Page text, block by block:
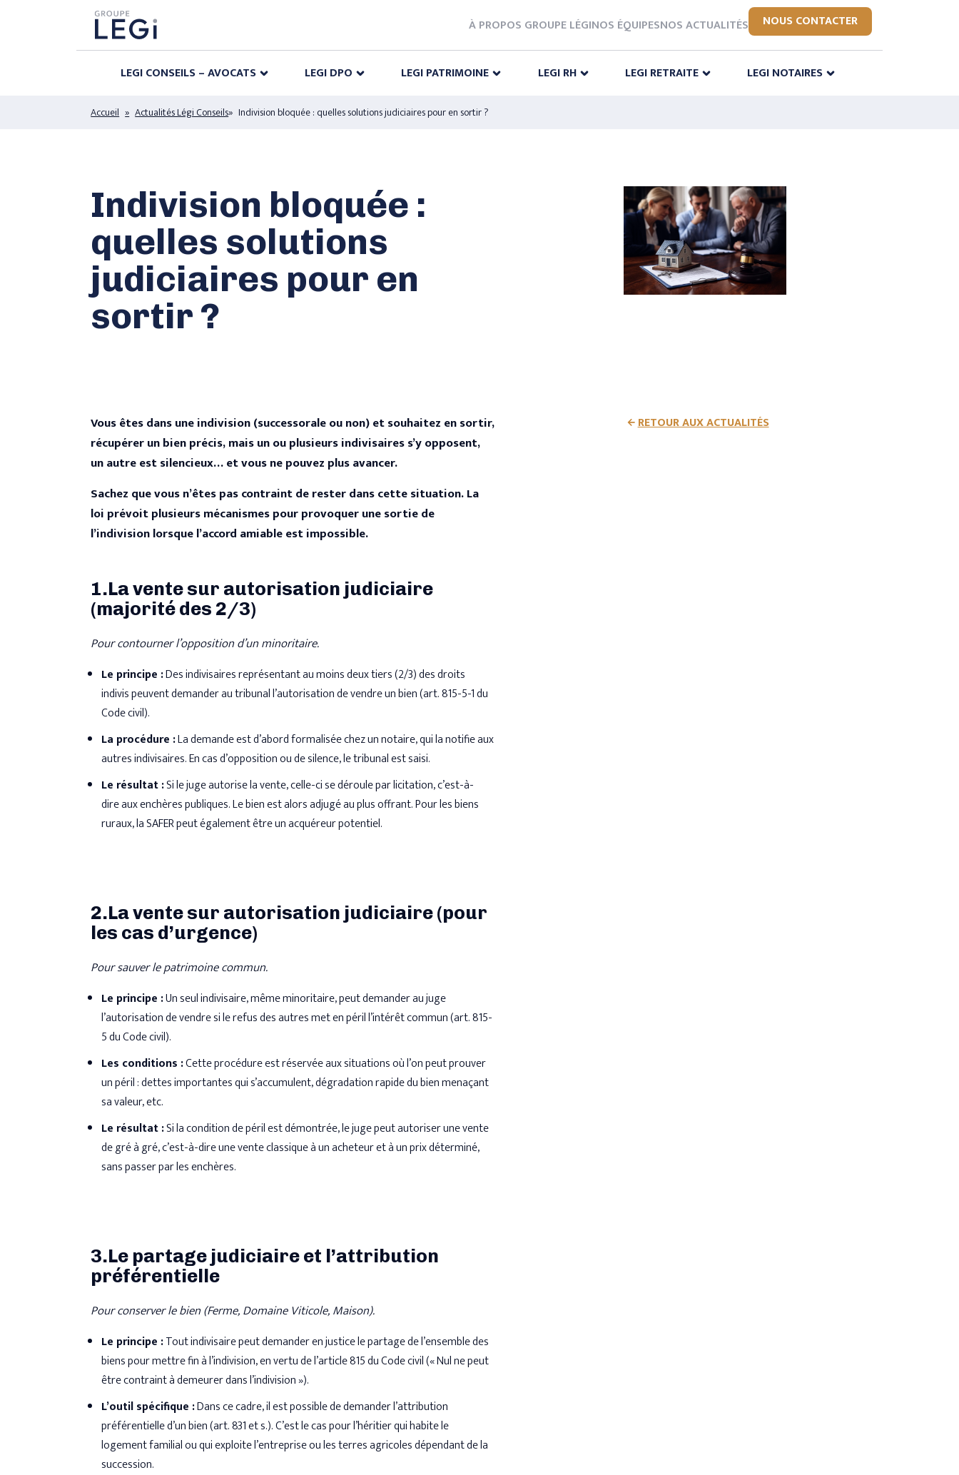
À PROPOS GROUPE LÉGINOS ÉQUIPESNOS ACTUALITÉS NOUS CONTACTER
LEGI CONSEILS – AVOCATS LEGI DPO LEGI PATRIMOINE LEGI RH LEGI RETRAITE LEGI NOTAIRES
Accueil Actualités Légi Conseils Indivision bloquée : quelles solutions judiciaires pour en sortir ?
Indivision bloquée :
quelles solutions
judiciaires pour en
sortir ?
Vous êtes dans une indivision (successorale ou non) et souhaitez en sortir,
récupérer un bien précis, mais un ou plusieurs indivisaires s’y opposent,
un autre est silencieux… et vous ne pouvez plus avancer.
Sachez que vous n’êtes pas contraint de rester dans cette situation. La
loi prévoit plusieurs mécanismes pour provoquer une sortie de
l’indivision lorsque l’accord amiable est impossible.
1.La vente sur autorisation judiciaire
(majorité des 2/3)
Pour contourner l’opposition d’un minoritaire.
Le principe :Des indivisaires représentant au moins deux tiers (2/3) des droits
indivis peuvent demander au tribunal l’autorisation de vendre un bien (art. 815-5-1 du
Code civil).
La procédure :La demande est d’abord formalisée chez un notaire, qui la notifie aux
autres indivisaires. En cas d’opposition ou de silence, le tribunal est saisi.
Le résultat :Si le juge autorise la vente, celle-ci se déroule par licitation, c’est-à-
dire aux enchères publiques. Le bien est alors adjugé au plus offrant. Pour les biens
ruraux, la SAFER peut également être un acquéreur potentiel.
2.La vente sur autorisation judiciaire (pour
les cas d’urgence)
Pour sauver le patrimoine commun.
Le principe :Un seul indivisaire, même minoritaire, peut demander au juge
l’autorisation de vendre si le refus des autres met en péril l’intérêt commun (art. 815-
5 du Code civil).
Les conditions :Cette procédure est réservée aux situations où l’on peut prouver
un péril : dettes importantes qui s’accumulent, dégradation rapide du bien menaçant
sa valeur, etc.
Le résultat :Si la condition de péril est démontrée, le juge peut autoriser une vente
de gré à gré, c’est-à-dire une vente classique à un acheteur et à un prix déterminé,
sans passer par les enchères.
3.Le partage judiciaire et l’attribution
préférentielle
Pour conserver le bien (Ferme, Domaine Viticole, Maison).
Le principe :Tout indivisaire peut demander en justice le partage de l’ensemble des
biens pour mettre fin à l’indivision, en vertu de l’article 815 du Code civil (« Nul ne peut
être contraint à demeurer dans l’indivision »).
L’outil spécifique :Dans ce cadre, il est possible de demander l’attribution
préférentielle d’un bien (art. 831 et s.). C’est le cas pour l’héritier qui habite le
logement familial ou qui exploite l’entreprise ou les terres agricoles dépendant de la
succession.
RETOUR AUX ACTUALITÉS